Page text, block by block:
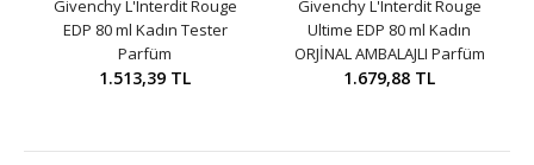
Givenchy L'Interdit Rouge
EDP 80 ml Kadın Tester
Parfüm
1.513,39 TL
Givenchy L'Interdit Rouge
Ultime EDP 80 ml Kadın
ORJİNAL AMBALAJLI Parfüm
1.679,88 TL